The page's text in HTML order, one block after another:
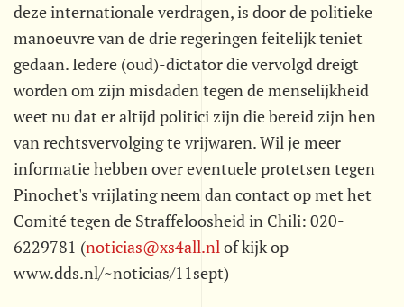
deze internationale verdragen, is door de politieke
manoeuvre van de drie regeringen feitelijk teniet
gedaan. Iedere (oud)-dictator die vervolgd dreigt
worden om zijn misdaden tegen de menselijkheid
weet nu dat er altijd politici zijn die bereid zijn hen
van rechtsvervolging te vrijwaren. Wil je meer
informatie hebben over eventuele protetsen tegen
Pinochet's vrijlating neem dan contact op met het
Comité tegen de Straffeloosheid in Chili: 020-
6229781 (noticias@xs4all.nlof kijk op
www.dds.nl/~noticias/11sept)